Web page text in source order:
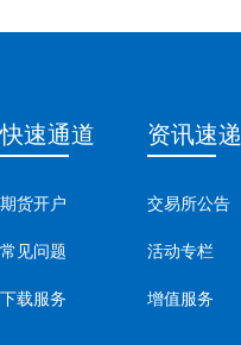
快速通道
期货开户
常见问题
下载服务
资讯速递
交易所公告
活动专栏
增值服务